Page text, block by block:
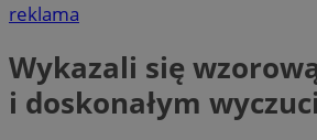
reklama
Wykazali się
i doskonałym